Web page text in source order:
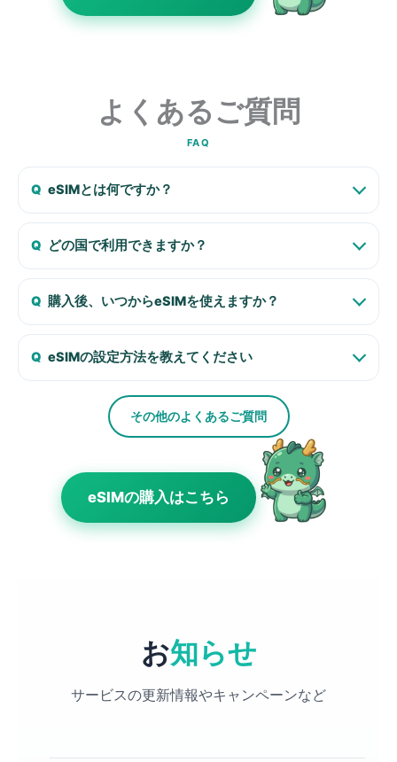
よくあるご質問
FAQ
eSIMとは何ですか？
どの国で利用できますか？
購入後、いつからeSIMを使えますか？
eSIMの設定方法を教えてください
その他のよくあるご質問
eSIMの購入はこちら
お知らせ
サービスの更新情報やキャンペーンなど